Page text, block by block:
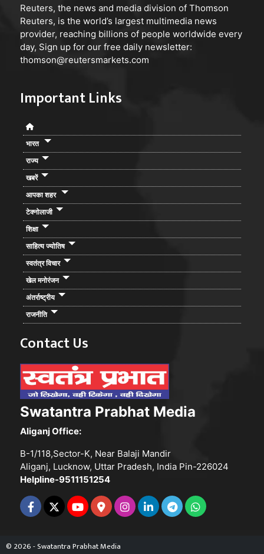
Reuters, the news and media division of Thomson
Reuters, is the world’s largest multimedia news
provider, reaching billions of people worldwide every
day, Sign up for our free daily newsletter:
thomson@reutersmarkets.com
Important Links
भारत
राज्य
खबरें
आपका शहर
टेक्नोलाजी
शिक्षा
साहित्य ज्योतिष
स्वतंत्र विचार
खेल मनोरंजन
अंतर्राष्ट्रीय
राजनीति
Contact Us
Swatantra Prabhat Media
Aliganj Office:
B-1/118,Sector-K, Near Balaji Mandir
Aliganj, Lucknow, Uttar Pradesh, India Pin-226024
Helpline-9511151254
© 2026 - Swatantra Prabhat Media